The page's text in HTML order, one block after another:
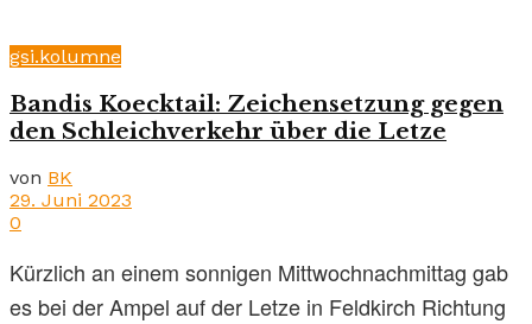
gsi.kolumne
Bandis Koecktail: Zeichensetzung gegen
den Schleichverkehr über die Letze
von BK
29. Juni 2023
0
Kürzlich an einem sonnigen Mittwochnachmittag gab
es bei der Ampel auf der Letze in Feldkirch Richtung